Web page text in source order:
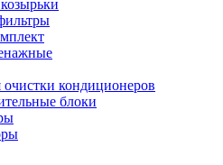
кондиционеров
блоки